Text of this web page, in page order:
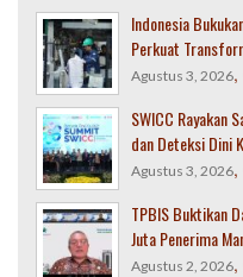
Indonesia
Perkuat
Agustus 3, 2026,
SWICC Rayakan
dan Deteksi Dini
Agustus 3, 2026,
TPBIS Buktikan
Juta Penerima
Agustus 2, 2026,